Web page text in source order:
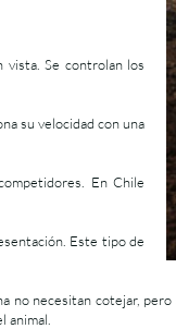
vista. Se controlan los
su velocidad con una
En Chile
Este tipo de
no necesitan cotejar,
animal.